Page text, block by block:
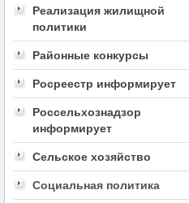
Реализация жилищной
политики
Районные конкурсы
Росреестр информирует
Россельхознадзор
информирует
Сельское хозяйство
Социальная политика